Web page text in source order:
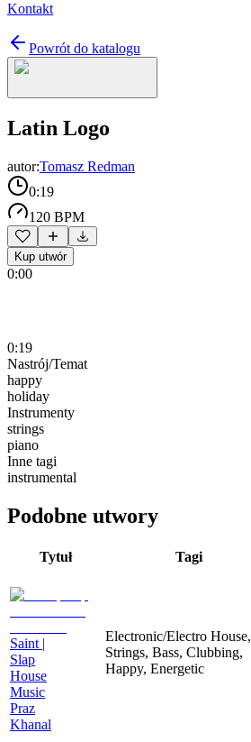
Kontakt
Powrót do katalogu
Latin Logo
autor:Tomasz Redman
0:19
120 BPM
Kup utwór
0:00
0:19
Nastrój/Temat
happy
holiday
Instrumenty
strings
piano
Inne tagi
instrumental
Podobne utwory
Tytuł Tagi
Saint |
Slap
House
Music
Praz
Khanal
Electronic/Electro House,
Strings, Bass, Clubbing,
Happy, Energetic